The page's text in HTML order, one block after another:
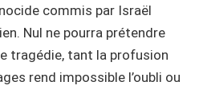
commis par Israël
Nul ne pourra prétendre
tragédie, tant la profusion
rend impossible l’oubli ou